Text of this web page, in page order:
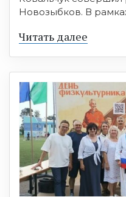
Новозыбков. В
Читать далее